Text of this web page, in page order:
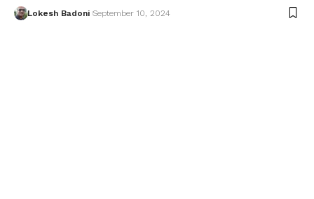
Lokesh Badoni September 10, 2024